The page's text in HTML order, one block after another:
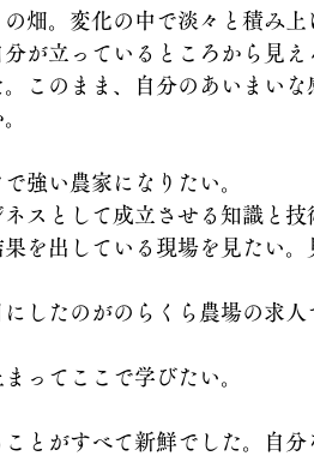
の畑。変化の中で淡々と積み
分が立っているところから見
。このまま、自分のあいまい
強い農家になりたい。
ネスとして成立させる知識と
果を出している現場を見たい
にしたのがのらくら農場の求
ってここで学びたい。
とがすべて新鮮でした。自分